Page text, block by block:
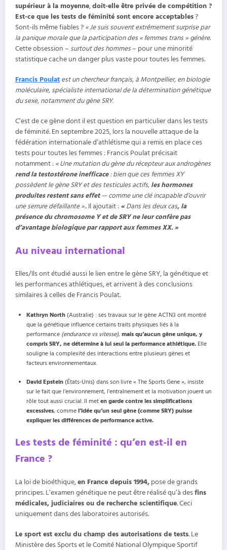
supérieur à la moyenne,doit-elle être privée de compétition ?
Est-ce que les tests de féminité sont encore acceptables?
Sont-ils même fiables ? « Je suis souvent extrêmement surprise par
la panique morale que la participation des « femmes trans » génère.
Cette obsession – surtout des hommes– pour une minorité
statistique cache un danger plus vaste pour toutes les femmes.
Francis Poulat est un chercheur français, à Montpellier, en biologie
moléculaire, spécialiste international de la détermination génétique
du sexe, notamment du gène SRY.
C’est de ce gène dont il est question en particulier dans les tests
de féminité. En septembre 2025, lors la nouvelle attaque de la
fédération internationale d’athlétisme qui a remis en place ces
tests pour toutes les femmes : Francis Poulat précisait
notamment : « Une mutation du gène du récepteur aux androgènes
rend la testostérone inefficace: bien que ces femmes XY
possèdent le gène SRY et des testicules actifs, les hormones
produites restent sans effet— comme une clé incapable d’ouvrir
une serrure défaillante ».. Il ajoutait : «Dans les deux cas, la
présence du chromosome Y et de SRY ne leur confère pas
d’avantage biologique par rapport aux femmes XX. »
Au niveau international
Elles/Ils ont étudié aussi le lien entre le gène SRY, la génétique et
les performances athlétiques, et arrivent à des conclusions
similaires à celles de Francis Poulat.
Kathryn North (Australie) : ses travaux sur le gène ACTN3 ont montré
que la génétique influence certains traits physiques liés à la
performance (endurance vs vitesse), mais qu’aucun gène unique, y
compris SRY, ne détermine à lui seul la performance athlétique. Elle
souligne la complexité des interactions entre plusieurs gènes et
facteurs environnementaux.
David Epstein (États-Unis) dans son livre « The Sports Gene », insiste
sur le fait que l’environnement, l’entraînement et la motivation jouent un
rôle tout aussi crucial. Il meten garde contre les simplifications
excessives, commel’idée qu’un seul gène (comme SRY) puisse
expliquer les différences de performance active.
Les tests de féminité : qu’en est-il en
France ?
La loi de bioéthique,en France depuis 1994, pose de grands
principes. L’examen génétique ne peut être réalisé qu’à desfins
médicales, judiciaires ou de recherche scientifique. Ceci
uniquement dans des laboratoires autorisés.
Le sport est exclu du champ des autorisations de tests. Le
Ministère des Sports et le Comité National Olympique Sportif